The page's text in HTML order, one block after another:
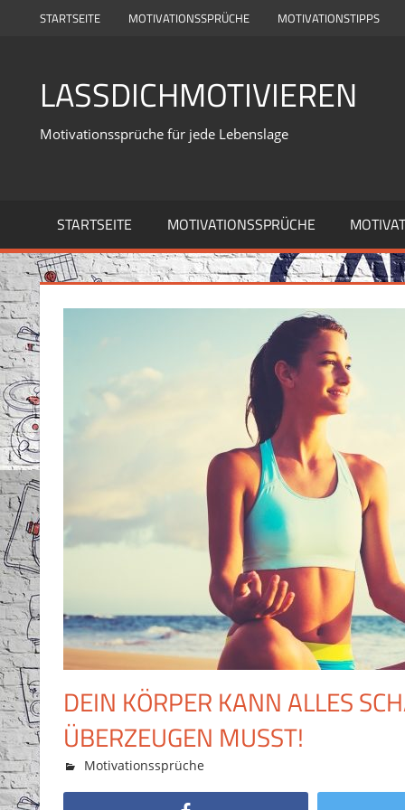
STARTSEITE MOTIVATIONSSPRÜCHE MOTIVATIONSTIPPS
LASSDICHMOTIVIEREN
Motivationssprüche für jede Lebenslage
STARTSEITE MOTIVATIONSSPRÜCHE
DEIN KÖRPER KANN ALLES
ÜBERZEUGEN MUSST!
14. Oktober 2018
Eugen Gretz
Motivationssprüche